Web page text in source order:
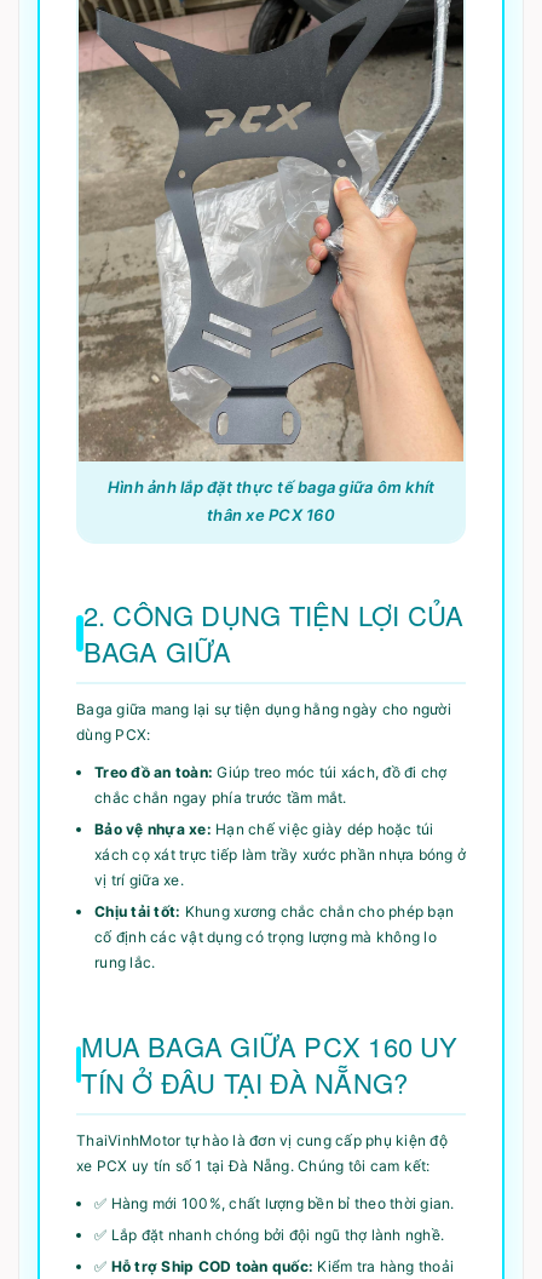
Hình ảnh lắp đặt thực tế baga giữa ôm khít
thân xe PCX 160
2. CÔNG DỤNG TIỆN LỢI CỦA
BAGA GIỮA
Baga giữa mang lại sự tiện dụng hằng ngày cho người
dùng PCX:
Treo đồ an toàn: Giúp treo móc túi xách, đồ đi chợ
chắc chắn ngay phía trước tầm mắt.
Bảo vệ nhựa xe: Hạn chế việc giày dép hoặc túi
xách cọ xát trực tiếp làm trầy xước phần nhựa bóng ở
vị trí giữa xe.
Chịu tải tốt: Khung xương chắc chắn cho phép bạn
cố định các vật dụng có trọng lượng mà không lo
rung lắc.
MUA BAGA GIỮA PCX 160 UY
TÍN Ở ĐÂU TẠI ĐÀ NẴNG?
ThaiVinhMotor tự hào là đơn vị cung cấp phụ kiện độ
xe PCX uy tín số 1 tại Đà Nẵng. Chúng tôi cam kết:
✅ Hàng mới 100%, chất lượng bền bỉ theo thời gian.
✅ Lắp đặt nhanh chóng bởi đội ngũ thợ lành nghề.
✅ Hỗ trợ Ship COD toàn quốc: Kiểm tra hàng thoải